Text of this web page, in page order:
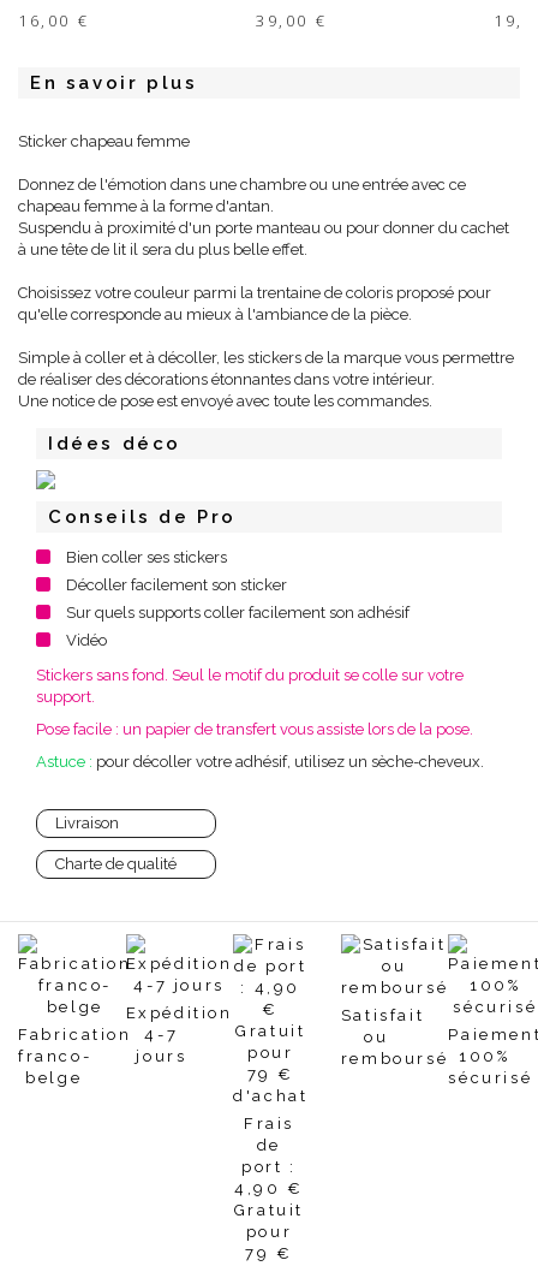
16,00 € 39,00 €
En savoir plus
Sticker chapeau femme
Donnez de l'émotion dans une chambre ou une entrée avec ce
chapeau femme à la forme d'antan.
Suspendu à proximité d'un porte manteau ou pour donner du cachet
à une tête de lit il sera du plus belle effet.
Choisissez votre couleur parmi la trentaine de coloris proposé pour
qu'elle corresponde au mieux à l'ambiance de la pièce.
Simple à coller et à décoller, les stickers de la marque vous permettre
de réaliser des décorations étonnantes dans votre intérieur.
Une notice de pose est envoyé avec toute les commandes.
Idées déco
Conseils de Pro
Bien coller ses stickers
Décoller facilement son sticker
Sur quels supports coller facilement son adhésif
Vidéo
Stickers sans fond. Seul le motif du produit se colle sur votre
support.
Pose facile : un papier de transfert vous assiste lors de la pose.
Astuce : pour décoller votre adhésif, utilisez un sèche-cheveux.
Livraison
Charte de qualité
Fabrication
franco-
belge
Expédition
4-7
jours
Frais
de
port :
4,90 €
Gratuit
pour
79 €
Satisfait
ou
remboursé
100%
sécurisé